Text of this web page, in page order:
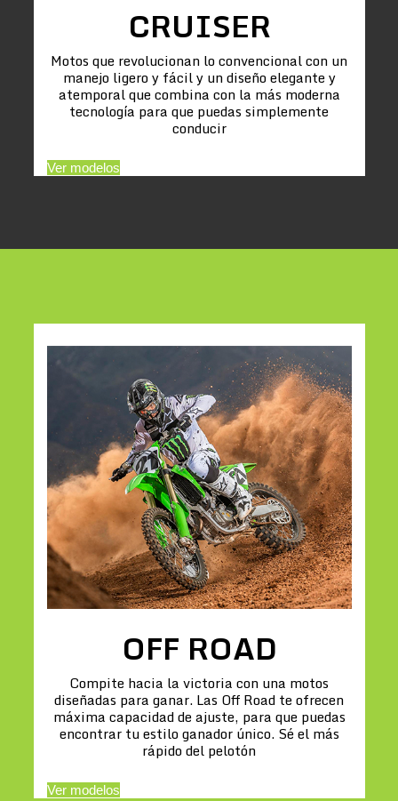
CRUISER
Motos que revolucionan lo convencional con un
manejo ligero y fácil y un diseño elegante y
atemporal que combina con la más moderna
tecnología para que puedas simplemente
conducir
Ver modelos
OFF ROAD
Compite hacia la victoria con una motos
diseñadas para ganar. Las Off Road te ofrecen
máxima capacidad de ajuste, para que puedas
encontrar tu estilo ganador único. Sé el más
rápido del pelotón
Ver modelos